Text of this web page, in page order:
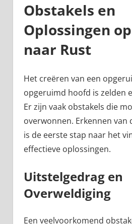
Obstakels en
Oplossingen
naar Rust
Het creëren van een
opgeruimd hoofd is zelden
Er zijn vaak obstakels die
overwonnen. Erkennen van
is de eerste stap naar het
effectieve oplossingen.
Uitstelgedrag en
Overweldiging
Een veelvoorkomend